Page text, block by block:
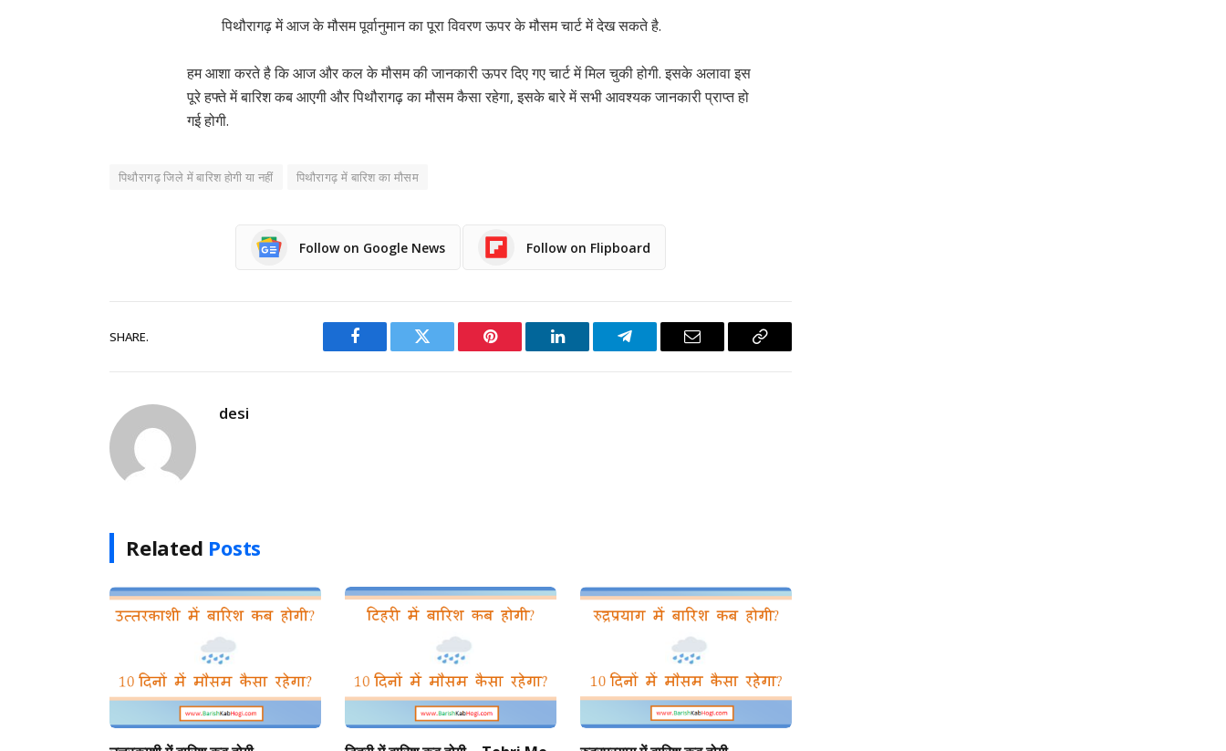
पिथौरागढ़ में आज के मौसम पूर्वानुमान का पूरा विवरण ऊपर के मौसम चार्ट में देख सकते है.
हम आशा करते है कि आज और कल के मौसम की जानकारी ऊपर दिए गए चार्ट में मिल चुकी होगी. इसके अलावा इस
पूरे हफ्ते में बारिश कब आएगी और पिथौरागढ़ का मौसम कैसा रहेगा, इसके बारे में सभी आवश्यक जानकारी प्राप्त हो
गई होगी.
पिथौरागढ़ जिले में बारिश होगी या नहीं पिथौरागढ़ में बारिश का मौसम
Follow on Google News Follow on Flipboard
SHARE.
Facebook Twitter Pinterest LinkedIn Telegram Email
Copy
desi
Related Posts